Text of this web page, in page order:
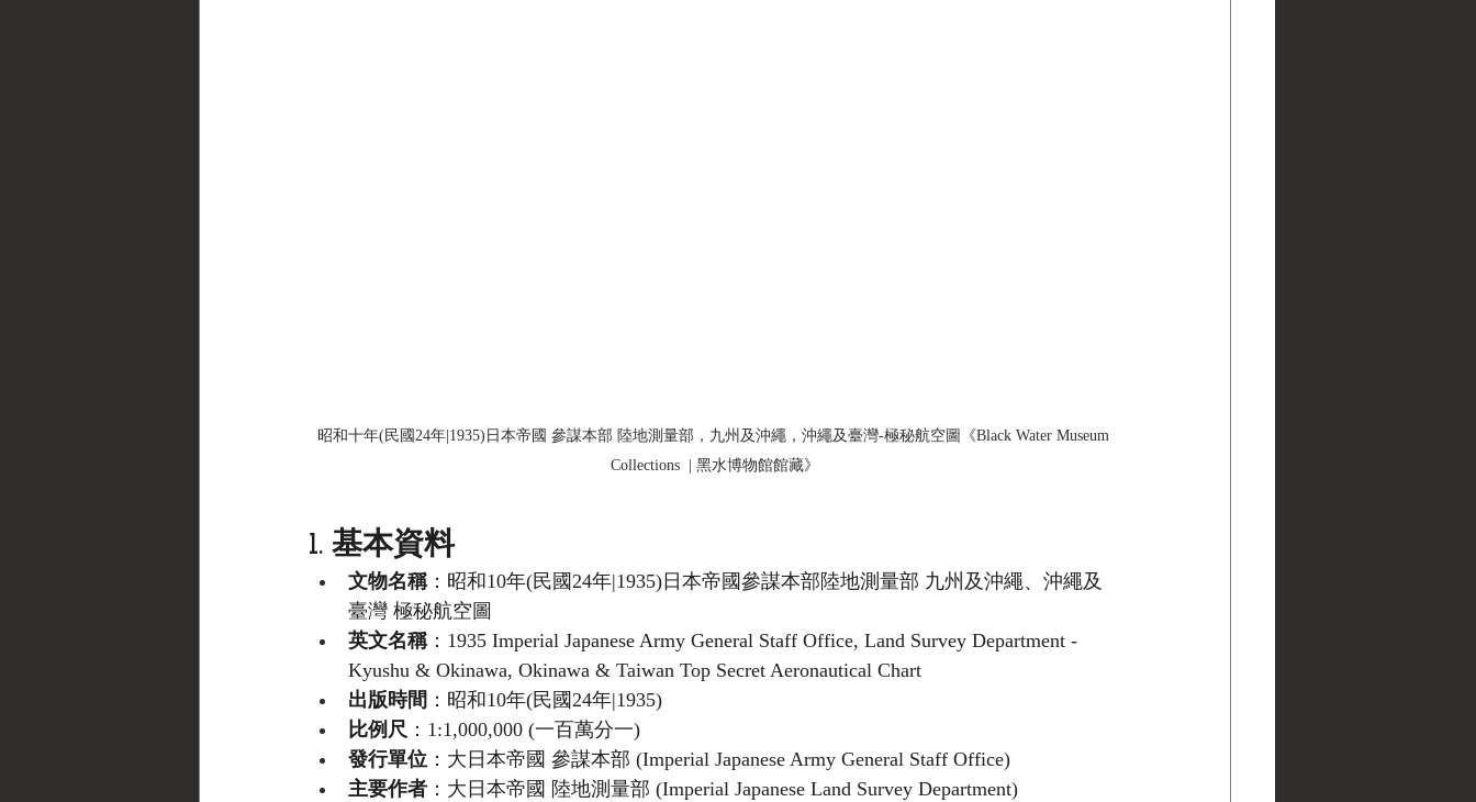
昭和十年(民國24年|1935)日本帝國 參謀本部 陸地測量部，九州及沖繩，沖繩及臺灣-極秘航空圖《Black Water Museum
Collections  | 黑水博物館館藏》
1. 基本資料
文物名稱：昭和10年(民國24年|1935)日本帝國參謀本部陸地測量部 九州及沖繩、沖繩及
臺灣 極秘航空圖
英文名稱：1935 Imperial Japanese Army General Staff Office, Land Survey Department -
Kyushu & Okinawa, Okinawa & Taiwan Top Secret Aeronautical Chart
出版時間 ：昭和10年(民國24年|1935)
比例尺 ：1:1,000,000 (一百萬分一)
發行單位 ：大日本帝國 參謀本部 (Imperial Japanese Army General Staff Office)
主要作者 ：大日本帝國 陸地測量部 (Imperial Japanese Land Survey Department)